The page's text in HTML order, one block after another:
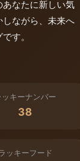
なたに新しい気
ながら、未来へ
す。
ッキーナンバー
38
ッキーフード